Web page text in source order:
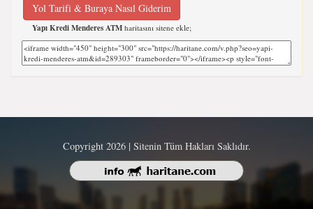
Yol Tarifi & Buraya Nasıl Giderim
Yapı Kredi Menderes ATM haritasını sitene ekle;
Copyright 2026 | Sitenin Tüm Hakları Saklıdır.